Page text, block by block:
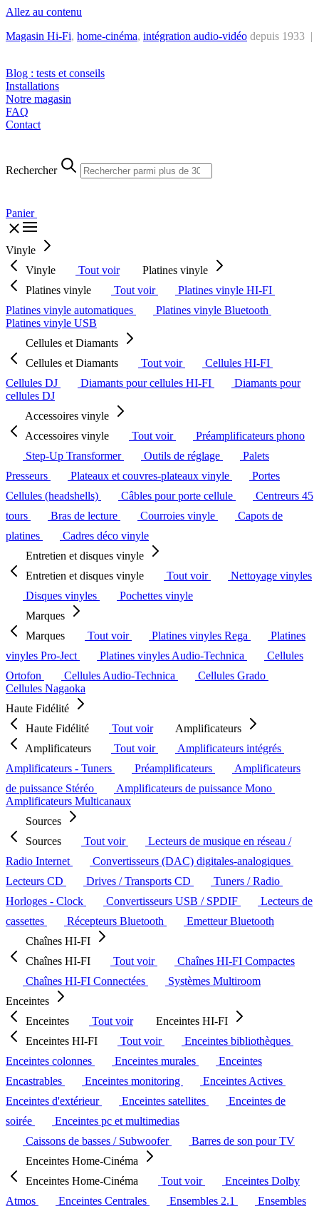
Allez au contenu
Magasin Hi-Fi, home-cinéma, intégration audio-vidéo depuis 1933 |
Blog : tests et conseils
Installations
Notre magasin
FAQ
Contact
Rechercher
Panier
Vinyle
Vinyle
Tout voir
Platines vinyle
Platines vinyle
Tout voir
Platines vinyle HI-FI
Platines vinyle automatiques
Platines vinyle Bluetooth
Platines vinyle USB
Cellules et Diamants
Cellules et Diamants
Tout voir
Cellules HI-FI
Cellules DJ
Diamants pour cellules HI-FI
Diamants pour
cellules DJ
Accessoires vinyle
Accessoires vinyle
Tout voir
Préamplificateurs phono
Step-Up Transformer
Outils de réglage
Palets
Presseurs
Plateaux et couvres-plateaux vinyle
Portes
Cellules (headshells)
Câbles pour porte cellule
Centreurs 45
tours
Bras de lecture Courroies vinyle
Capots de
platines
Cadres déco vinyle
Entretien et disques vinyle
Entretien et disques vinyle
Tout voir
Nettoyage vinyles
Disques vinyles
Pochettes vinyle
Marques
Marques
Tout voir Platines vinyles Rega
Platines
vinyles Pro-Ject
Platines vinyles Audio-Technica
Cellules
Ortofon
Cellules Audio-Technica
Cellules Grado
Cellules Nagaoka
Haute Fidélité
Haute Fidélité
Tout voir
Amplificateurs
Amplificateurs
Tout voir
Amplificateurs intégrés
Amplificateurs - Tuners
Préamplificateurs
Amplificateurs
de puissance Stéréo
Amplificateurs de puissance Mono
Amplificateurs Multicanaux
Sources
Sources
Tout voir
Lecteurs de musique en réseau /
Radio Internet
Convertisseurs (DAC) digitales-analogiques
Lecteurs CD
Drives / Transports CD
Tuners / Radio
Horloges - Clock
Convertisseurs USB / SPDIF
Lecteurs de
cassettes
Récepteurs Bluetooth
Emetteur Bluetooth
Chaînes HI-FI
Chaînes HI-FI
Tout voir
Chaînes HI-FI Compactes
Chaînes HI-FI Connectées
Systèmes Multiroom
Enceintes
Enceintes
Tout voir
Enceintes HI-FI
Enceintes HI-FI
Tout voir
Enceintes bibliothèques
Enceintes colonnes
Enceintes murales
Enceintes
Encastrables
Enceintes monitoring
Enceintes Actives
Enceintes d'extérieur
Enceintes satellites
Enceintes de
soirée
Enceintes pc et multimedias
Caissons de basses / Subwoofer
Barres de son pour TV
Enceintes Home-Cinéma
Enceintes Home-Cinéma
Tout voir
Enceintes Dolby
Atmos
Enceintes Centrales Ensembles 2.1
Ensembles